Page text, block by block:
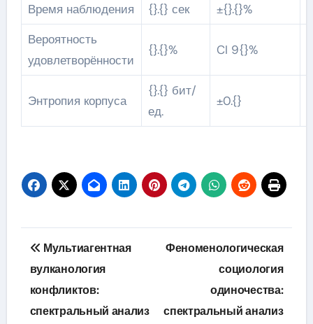
Время наблюдения {}.{} сек ±{}.{}%
Вероятность
удовлетворённости
{}.{}% CI 9{}%
Энтропия корпуса
{}.{} бит/
ед.
±0.{}
Навигация
по
записям
Мультиагентная
вулканология
конфликтов:
спектральный анализ
Феноменологическая
социология
одиночества:
спектральный анализ